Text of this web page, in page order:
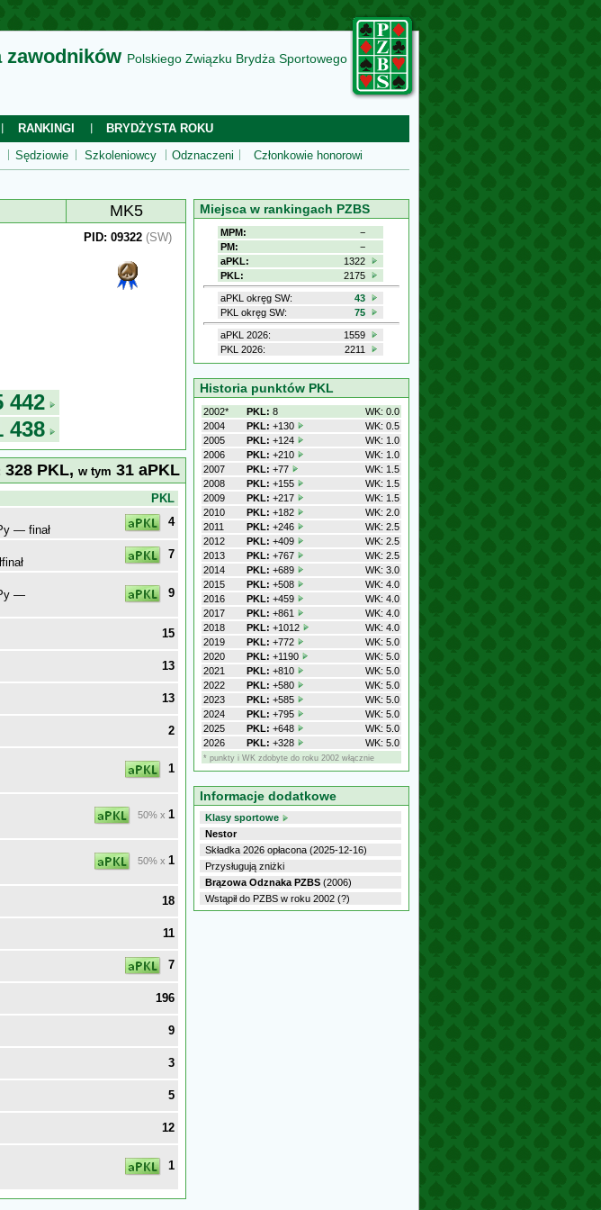
zawodników Polskiego Związku Brydża Sportowego
RANKINGI
BRYDŻYSTA ROKU
Sędziowie Szkoleniowcy Odznaczeni Członkowie honorowi
MK5
442
438
PID: 09322 (SW)
328 PKL, w tym 31 aPKL
PKL
— finał
4
7
—
9
15
13
13
2
1
50% x 1
50% x 1
18
11
7
196
9
3
5
12
1
Miejsca w rankingach PZBS
MPM:
−
PM:
−
aPKL:
1322
PKL:
2175
aPKL okręg SW:
43
PKL okręg SW:
75
aPKL 2026:
1559
PKL 2026:
2211
Historia punktów PKL
2002* PKL: 8
WK: 0.0
2004
PKL: +130
WK: 0.5
2005
PKL: +124
WK: 1.0
2006
PKL: +210
WK: 1.0
2007
PKL: +77
WK: 1.5
2008
PKL: +155
WK: 1.5
2009
PKL: +217
WK: 1.5
2010
PKL: +182
WK: 2.0
2011
PKL: +246
WK: 2.5
2012
PKL: +409
WK: 2.5
2013
PKL: +767
WK: 2.5
2014
PKL: +689
WK: 3.0
2015
PKL: +508
WK: 4.0
2016
PKL: +459
WK: 4.0
2017
PKL: +861
WK: 4.0
2018
PKL: +1012
WK: 4.0
2019
PKL: +772
WK: 5.0
2020
PKL: +1190
WK: 5.0
2021
PKL: +810
WK: 5.0
2022
PKL: +580
WK: 5.0
2023
PKL: +585
WK: 5.0
2024
PKL: +795
WK: 5.0
2025
PKL: +648
WK: 5.0
2026
PKL: +328 WK: 5.0
* punkty i WK zdobyte do roku 2002 włącznie
Informacje dodatkowe
Klasy sportowe
Nestor
Składka 2026 opłacona (2025-12-16)
Przysługują zniżki
Brązowa Odznaka PZBS (2006)
Wstąpił do PZBS w roku 2002 (?)